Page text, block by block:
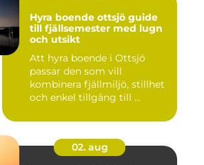
Hyra boende ottsjö guide
till fjällsemester med lugn
och utsikt
Att hyra boende i Ottsjö
passar den som vill
kombinera fjällmiljö, stillhet
och enkel tillgång till ...
02. aug